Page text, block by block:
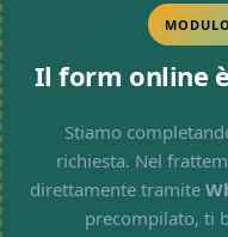
Il form online
Stiamo
richiesta. Nel
direttamente tramite
precompilato, ti